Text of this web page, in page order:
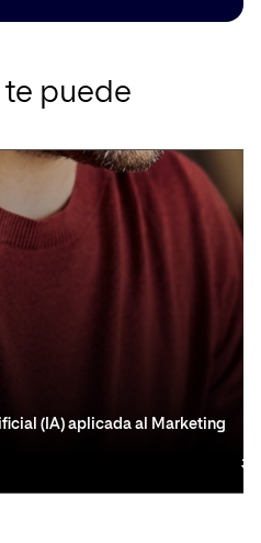
te puede
(IA) aplicada al Marketing
3